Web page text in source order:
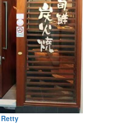
Retty